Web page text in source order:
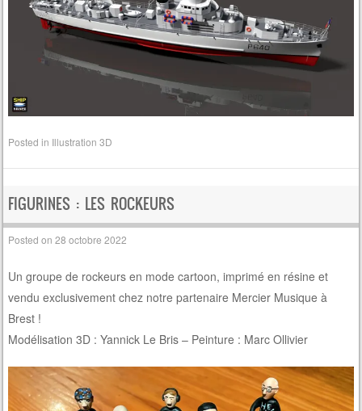
Posted in Illustration 3D
FIGURINES : LES ROCKEURS
Posted on28 octobre 2022
Un groupe de rockeurs en mode cartoon, imprimé en résine et
vendu exclusivement chez notre partenaire Mercier Musique à
Brest !
Modélisation 3D : Yannick Le Bris – Peinture : Marc Ollivier